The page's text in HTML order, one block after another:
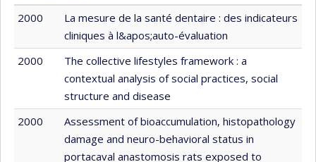
2000
La mesure de la santé dentaire : des indicateurs
cliniques à l&apos;auto-évaluation
2000
The collective lifestyles framework : a
contextual analysis of social practices, social
structure and disease
2000
Assessment of bioaccumulation, histopathology
damage and neuro-behavioral status in
portacaval anastomosis rats exposed to